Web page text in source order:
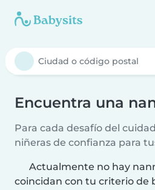
Encuentra una
Para cada desafío del
niñeras de confianza para
Actualmente no hay
coincidan con tu criterio de